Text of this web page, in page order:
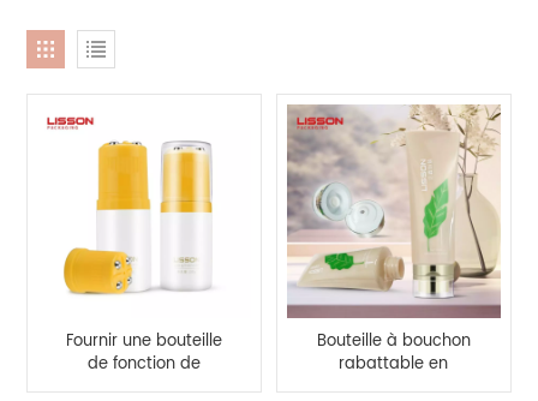
Fournir une bouteille
de fonction de
grattage de massage
Bouteille à bouchon
rabattable en
acrylique HDPE